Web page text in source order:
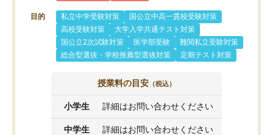
目的 私立中学受験対策
国公立中高一貫校受験対策
高校受験対策
大学入学共通テスト対策
国公立2次試験対策
医学部受験
難関私立受験対策
総合型選抜・学校推薦型選抜対策
定期テスト対策
授業料の目安 （税込）
小学生 詳細はお問い合わせください
中学生 詳細はお問い合わせください